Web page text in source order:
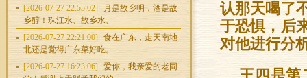
[2026-07-27 22:55:02]
月是故乡明，酒是故
乡醇！珠江水、故乡水、
[2026-07-27 22:21:00]
食在广东，走天南地
北还是觉得广东菜好吃。
[2026-07-27 16:23:06]
爱你，我亲爱的老同
认那天喝了
于恐惧，后
对他进行分